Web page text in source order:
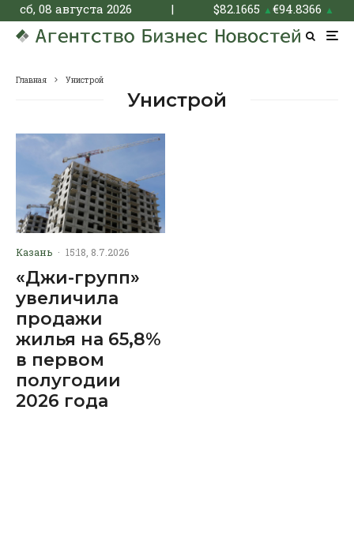
сб, 08 августа 2026 | $82.1665 ▲€94.8366 ▲
Главная Унистрой
Унистрой
Казань · 15:18, 8.7.2026
«Джи-групп»
увеличила
продажи
жилья на 65,8%
в первом
полугодии
2026 года